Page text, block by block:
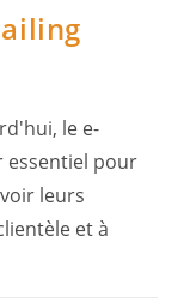
le e-
essentiel pour
leurs
et à